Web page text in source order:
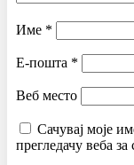
Име *
Е-пошта *
Веб место
Сачувај моје
прегледачу веба